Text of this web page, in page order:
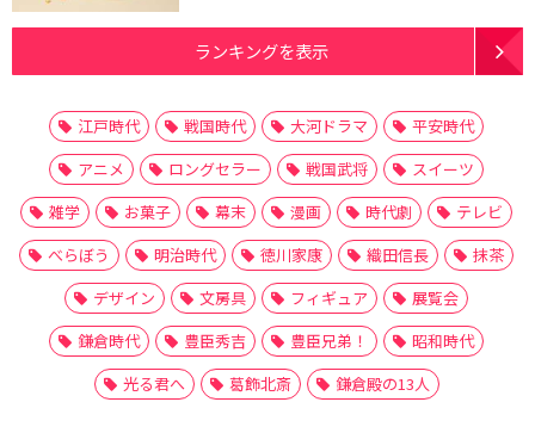
ランキングを表示
江戸時代 戦国時代 大河ドラマ
平安時代
アニメ
ロングセラー 戦国武将
スイーツ
雑学
お菓子 幕末 漫画 時代劇
テレビ
べらぼう
明治時代 徳川家康 織田信長
抹茶
デザイン
文房具 フィギュア
展覧会
鎌倉時代
豊臣秀吉 豊臣兄弟！
昭和時代
光る君へ
葛飾北斎 鎌倉殿の13人